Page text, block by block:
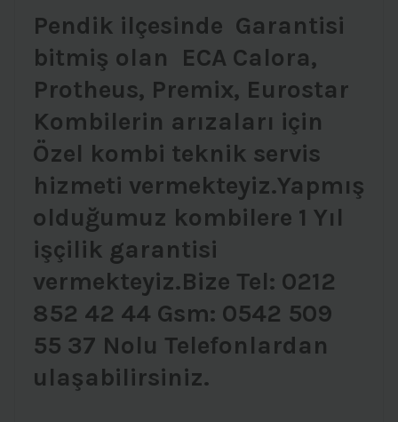
Pendik ilçesinde Garantisi
bitmiş olan ECA Calora,
Protheus, Premix, Eurostar
Kombilerin arızaları için
Özel kombi teknik servis
hizmeti vermekteyiz.Yapmış
olduğumuz kombilere 1 Yıl
işçilik garantisi
vermekteyiz.Bize Tel: 0212
852 42 44 Gsm: 0542 509
55 37 Nolu Telefonlardan
ulaşabilirsiniz.